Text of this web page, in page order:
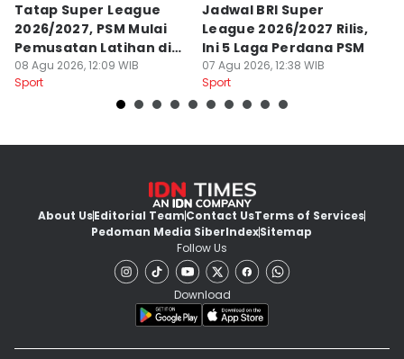
Tatap Super League
2026/2027, PSM Mulai
Pemusatan Latihan di
Jogja
08 Agu 2026, 12:09 WIB
Sport
Jadwal BRI Super
League 2026/2027 Rilis,
Ini 5 Laga Perdana PSM
07 Agu 2026, 12:38 WIB
Sport
About UsEditorial TeamContact UsTerms of Services
Pedoman Media SiberIndexSitemap
Follow Us
Download